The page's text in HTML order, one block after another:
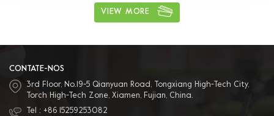
alimentos, Bandeja, envoltório de
filme plástico em rolo e saco,
fornecer o melhor serviço.
VIEW MORE
CONTATE-NOS
3rd Floor, No.19-5 Qianyuan Road, Tongxiang High-Tech City,
Torch High-Tech Zone, Xiamen, Fujian, China.
Tel : +86 15259253082